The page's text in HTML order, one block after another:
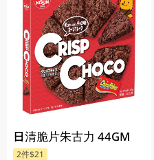
日清脆片朱古力 44GM
2件$21